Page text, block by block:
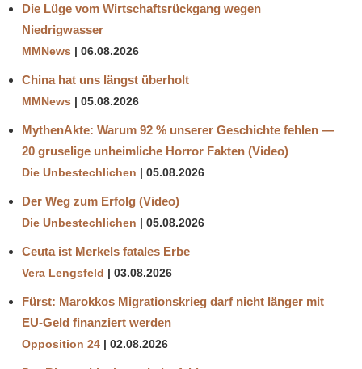
Die Lüge vom Wirtschaftsrückgang wegen
Niedrigwasser
MMNews 06.08.2026
China hat uns längst überholt
MMNews 05.08.2026
MythenAkte: Warum 92 % unserer Geschichte fehlen —
20 gruselige unheimliche Horror Fakten (Video)
Die Unbestechlichen 05.08.2026
Der Weg zum Erfolg (Video)
Die Unbestechlichen 05.08.2026
Ceuta ist Merkels fatales Erbe
Vera Lengsfeld 03.08.2026
Fürst: Marokkos Migrationskrieg darf nicht länger mit
EU-Geld finanziert werden
Opposition 24 02.08.2026